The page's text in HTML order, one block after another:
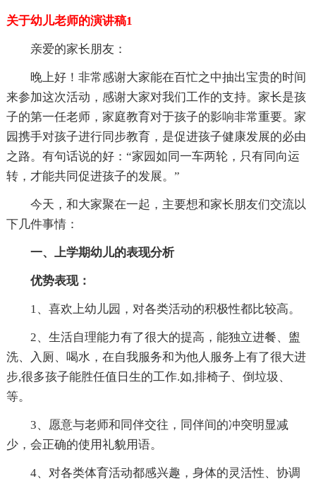
关于幼儿老师的演讲稿1
亲爱的家长朋友：
晚上好！非常感谢大家能在百忙之中抽出宝贵的时间
来参加这次活动，感谢大家对我们工作的支持。家长是孩
子的第一任老师，家庭教育对于孩子的影响非常重要。家
园携手对孩子进行同步教育，是促进孩子健康发展的必由
之路。有句话说的好：“家园如同一车两轮，只有同向运
转，才能共同促进孩子的发展。”
今天，和大家聚在一起，主要想和家长朋友们交流以
下几件事情：
一、上学期幼儿的表现分析
优势表现：
1、喜欢上幼儿园，对各类活动的积极性都比较高。
2、生活自理能力有了很大的提高，能独立进餐、盥
洗、入厕、喝水，在自我服务和为他人服务上有了很大进
步,很多孩子能胜任值日生的工作.如,排椅子、倒垃圾、
等。
3、愿意与老师和同伴交往，同伴间的冲突明显减
少，会正确的使用礼貌用语。
4、对各类体育活动都感兴趣，身体的灵活性、协调